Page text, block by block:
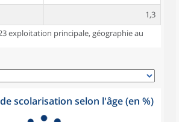
1,3
exploitation principale, géographie au
de scolarisation selon l'âge (en %)